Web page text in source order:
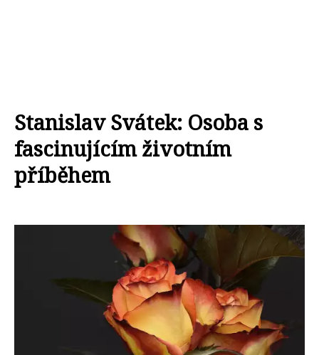
Stanislav Svátek: Osoba s
fascinujícím životním
příběhem